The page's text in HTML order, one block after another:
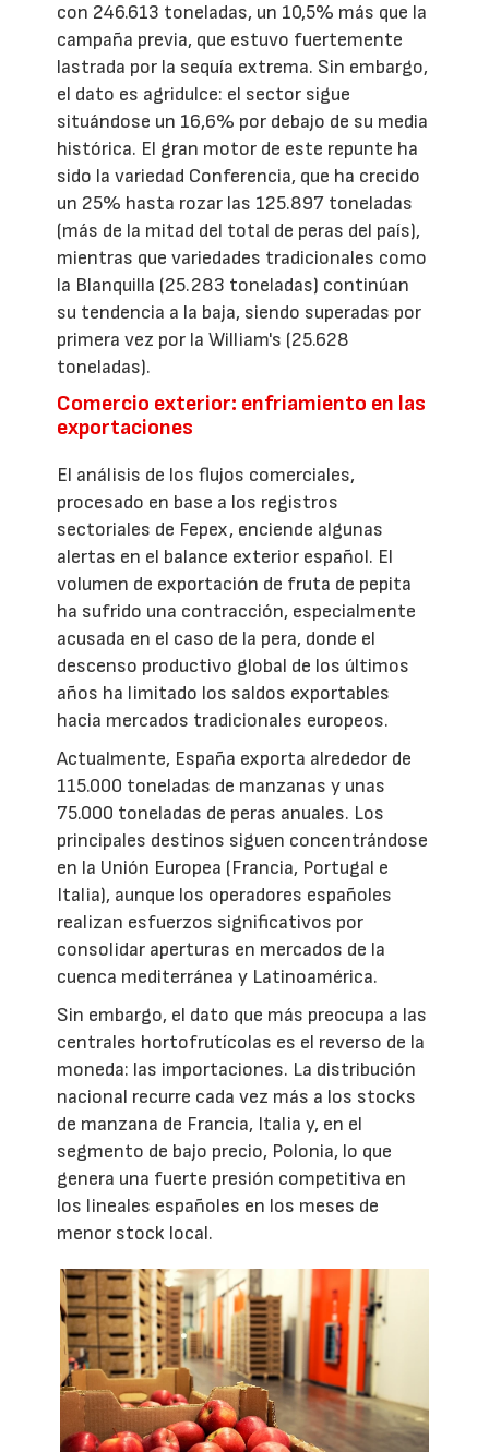
con 246.613 toneladas, un 10,5% más que la
campaña previa, que estuvo fuertemente
lastrada por la sequía extrema. Sin embargo,
el dato es agridulce: el sector sigue
situándose un 16,6% por debajo de su media
histórica. El gran motor de este repunte ha
sido la variedad Conferencia, que ha crecido
un 25% hasta rozar las 125.897 toneladas
(más de la mitad del total de peras del país),
mientras que variedades tradicionales como
la Blanquilla (25.283 toneladas) continúan
su tendencia a la baja, siendo superadas por
primera vez por la William's (25.628
toneladas).
Comercio exterior: enfriamiento en las
exportaciones
El análisis de los flujos comerciales,
procesado en base a los registros
sectoriales de Fepex, enciende algunas
alertas en el balance exterior español. El
volumen de exportación de fruta de pepita
ha sufrido una contracción, especialmente
acusada en el caso de la pera, donde el
descenso productivo global de los últimos
años ha limitado los saldos exportables
hacia mercados tradicionales europeos.
Actualmente, España exporta alrededor de
115.000 toneladas de manzanas y unas
75.000 toneladas de peras anuales. Los
principales destinos siguen concentrándose
en la Unión Europea (Francia, Portugal e
Italia), aunque los operadores españoles
realizan esfuerzos significativos por
consolidar aperturas en mercados de la
cuenca mediterránea y Latinoamérica.
Sin embargo, el dato que más preocupa a las
centrales hortofrutícolas es el reverso de la
moneda: las importaciones. La distribución
nacional recurre cada vez más a los stocks
de manzana de Francia, Italia y, en el
segmento de bajo precio, Polonia, lo que
genera una fuerte presión competitiva en
los lineales españoles en los meses de
menor stock local.